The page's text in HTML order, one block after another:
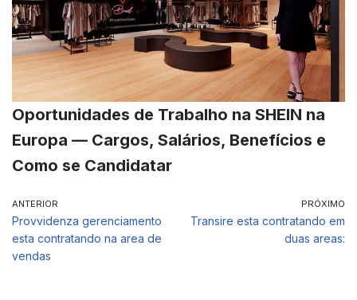
Oportunidades de Trabalho na SHEIN na
Europa — Cargos, Salários, Benefícios e
Como se Candidatar
ANTERIOR
Provvidenza gerenciamento
esta contratando na area de
vendas
PRÓXIMO
Transire esta contratando em
duas areas: